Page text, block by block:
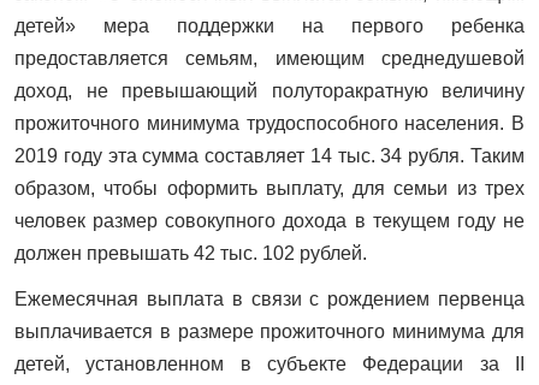
детей» мера поддержки на первого ребенка
предоставляется семьям, имеющим среднедушевой
доход, не превышающий полуторакратную величину
прожиточного минимума трудоспособного населения. В
2019 году эта сумма составляет 14 тыс. 34 рубля. Таким
образом, чтобы оформить выплату, для семьи из трех
человек размер совокупного дохода в текущем году не
должен превышать 42 тыс. 102 рублей.
Ежемесячная выплата в связи с рождением первенца
выплачивается в размере прожиточного минимума для
детей, установленном в субъекте Федерации за II